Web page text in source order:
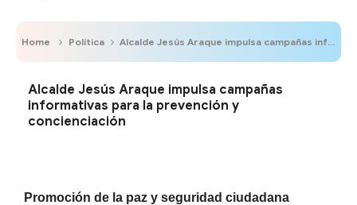
Home Política Alcalde Jesús Araque impulsa campañas informativas para la prevención y concienciación
Alcalde Jesús Araque impulsa campañas
informativas para la prevención y
concienciación
Promoción de la paz y seguridad ciudadana